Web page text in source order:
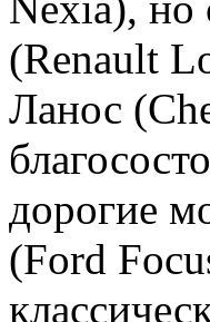
(Renault
Ланос
дорогие
(Ford